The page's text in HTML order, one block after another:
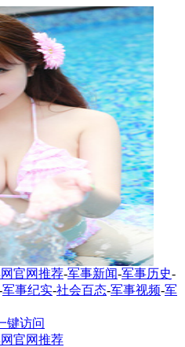
官网推荐-军事新闻-军事历史-
军事纪实-社会百态-军事视频-军
键访问
官网推荐